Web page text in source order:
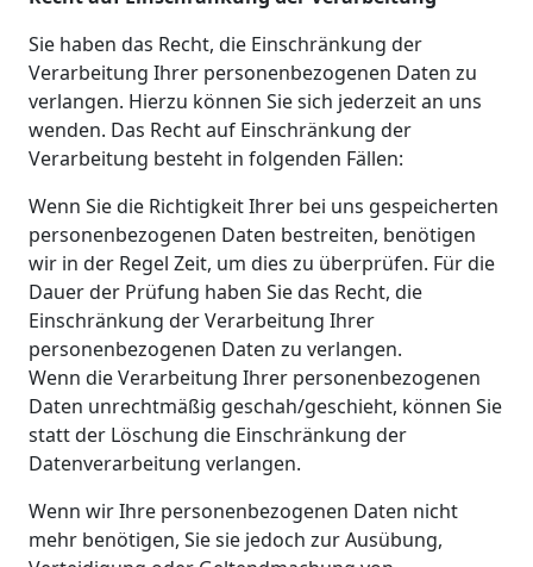
Sie haben das Recht, die Einschränkung der
Verarbeitung Ihrer personenbezogenen Daten zu
verlangen. Hierzu können Sie sich jederzeit an uns
wenden. Das Recht auf Einschränkung der
Verarbeitung besteht in folgenden Fällen:
Wenn Sie die Richtigkeit Ihrer bei uns gespeicherten
personenbezogenen Daten bestreiten, benötigen
wir in der Regel Zeit, um dies zu überprüfen. Für die
Dauer der Prüfung haben Sie das Recht, die
Einschränkung der Verarbeitung Ihrer
personenbezogenen Daten zu verlangen.
Wenn die Verarbeitung Ihrer personenbezogenen
Daten unrechtmäßig geschah/geschieht, können Sie
statt der Löschung die Einschränkung der
Datenverarbeitung verlangen.
Wenn wir Ihre personenbezogenen Daten nicht
mehr benötigen, Sie sie jedoch zur Ausübung,